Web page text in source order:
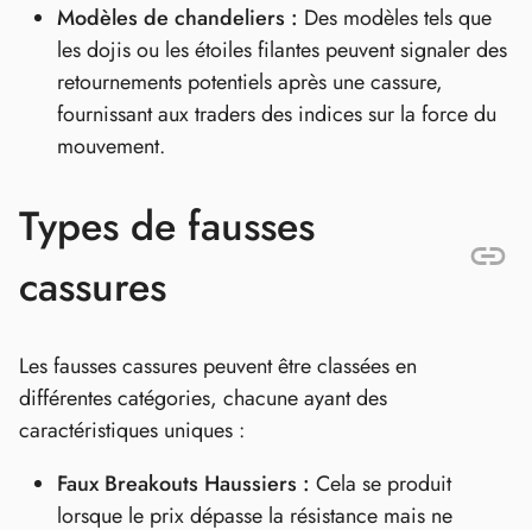
Modèles de chandeliers : Des modèles tels que
les dojis ou les étoiles filantes peuvent signaler des
retournements potentiels après une cassure,
fournissant aux traders des indices sur la force du
mouvement.
Types de fausses
cassures
Les fausses cassures peuvent être classées en
différentes catégories, chacune ayant des
caractéristiques uniques :
Faux Breakouts Haussiers : Cela se produit
lorsque le prix dépasse la résistance mais ne